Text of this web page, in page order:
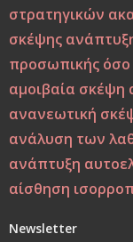
Μεταξύ σφύρας
ελπίδα των νέων
Από τη
Το δέντρο, το
πίστης στον
Η Παιδεία και η
στρατηγικών
σκέψης
προσωπικής όσο
αμοιβαία σκέψη
ανανεωτική
ανάλυση των
ανάπτυξη
αίσθηση
Newsletter